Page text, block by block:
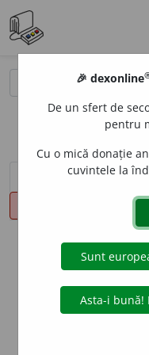
sinteza definițiilor (1)
info
Aceste
echipa
Puteți
🎉 dexonline
De un sfert de
pentru
Cu o mică donație
cuvintele la